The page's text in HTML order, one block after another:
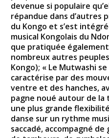
devenue si populaire
répandue dans d’autres
du Kongo et s’est
musical Kongolais du
que pratiquée
nombreux autres
Kongo); « Le Mutwashi se
caractérise par des
ventre et des hanches,
pagne noué autour de la
une plus grande
danse sur un rythme
saccadé, accompagné de